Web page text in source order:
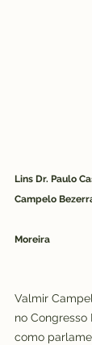
Lins Dr. Paulo
Campelo
Moreira
Valmir
no Congresso
como